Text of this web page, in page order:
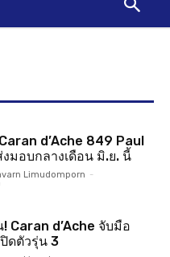
Caran d’Ache 849 Paul
มอบกลางเดือน มิ.ย. นี้
Limudomporn -
Caran d’Ache จับมือ
ดตัวรุ่น 3